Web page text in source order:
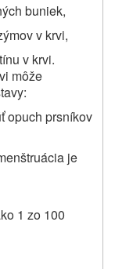
buniek,
v krvi,
v krvi.
môže
opuch prsníkov
je
1 zo 100